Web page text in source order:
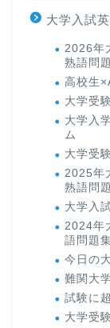
大学入試
2026年
熟語問
高校生
大学受
大学入
ム
大学受
2025年
熟語問
大学入
2024年
語問題
今日の
難関大
試験に
大学受